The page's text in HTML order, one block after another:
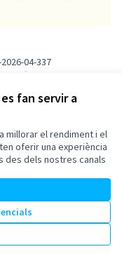
fan servir a
millorar el rendiment i el
oferir una experiència
des dels nostres canals
04-337
versions
Amb
(Enllaç